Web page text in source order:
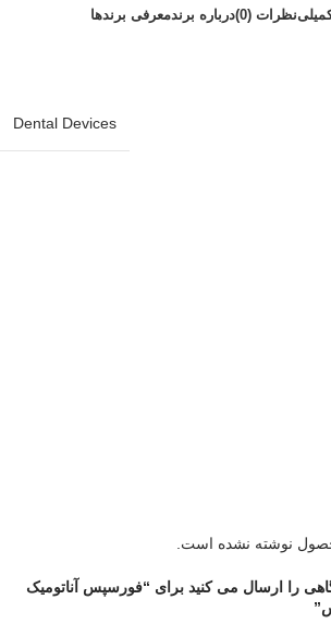
نظرات (0) درباره برندمعرفی برند‌ها
Dental Devices
نوشته نشده است.
را ارسال می کنید برای “فورسپس آناتومیک